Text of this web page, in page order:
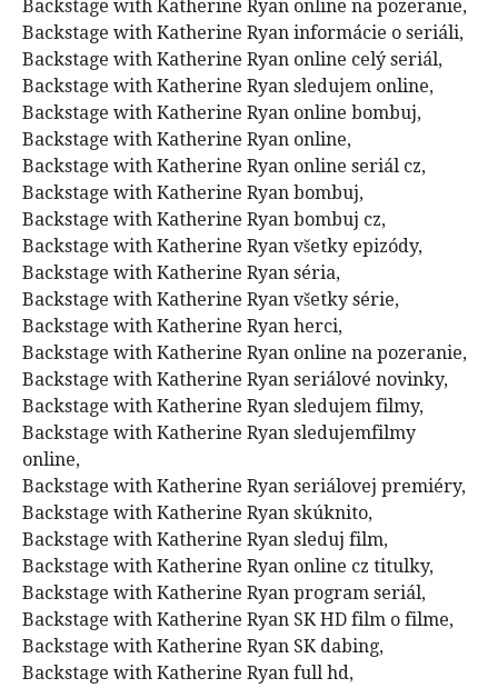
Backstage with Katherine Ryan online na pozeranie,
Backstage with Katherine Ryan informácie o seriáli,
Backstage with Katherine Ryan online celý seriál,
Backstage with Katherine Ryan sledujem online,
Backstage with Katherine Ryan online bombuj,
Backstage with Katherine Ryan online,
Backstage with Katherine Ryan online seriál cz,
Backstage with Katherine Ryan bombuj,
Backstage with Katherine Ryan bombuj cz,
Backstage with Katherine Ryan všetky epizódy,
Backstage with Katherine Ryan séria,
Backstage with Katherine Ryan všetky série,
Backstage with Katherine Ryan herci,
Backstage with Katherine Ryan online na pozeranie,
Backstage with Katherine Ryan seriálové novinky,
Backstage with Katherine Ryan sledujem filmy,
Backstage with Katherine Ryan sledujemfilmy
online,
Backstage with Katherine Ryan seriálovej premiéry,
Backstage with Katherine Ryan skúknito,
Backstage with Katherine Ryan sleduj film,
Backstage with Katherine Ryan online cz titulky,
Backstage with Katherine Ryan program seriál,
Backstage with Katherine Ryan SK HD film o filme,
Backstage with Katherine Ryan SK dabing,
Backstage with Katherine Ryan full hd,